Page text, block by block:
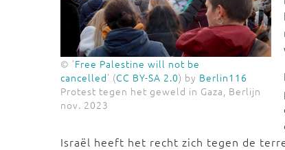
© 'Free Palestine will not be
cancelled' (CC BY-SA 2.0) by Berlin116
Protest tegen het geweld in Gaza, Berlijn
nov. 2023
Israël heeft het recht zich tegen de